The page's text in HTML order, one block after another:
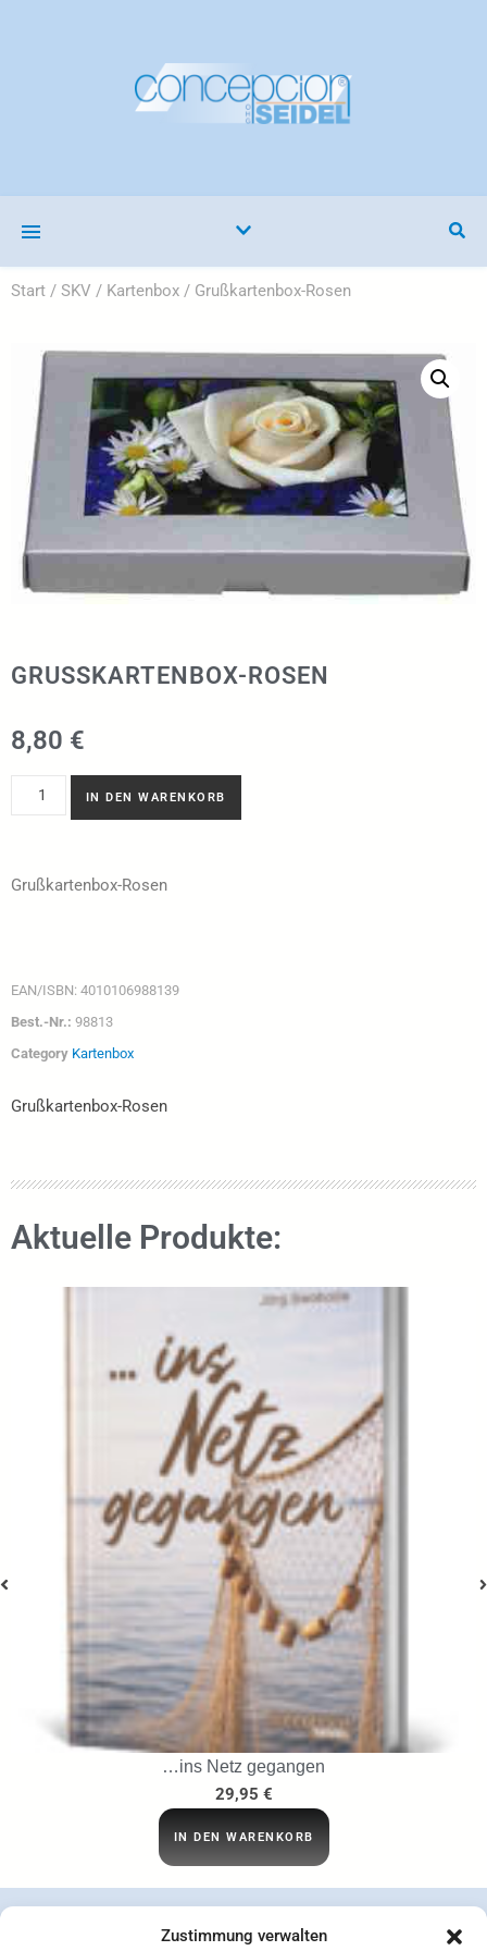
Zustimmung verwalten
Start / SKV / Kartenbox / Grußkartenbox-Rosen
GRUSSKARTENBOX-ROSEN
8,80 €
IN DEN WARENKORB
Grußkartenbox-Rosen
EAN/ISBN: 4010106988139
Best.-Nr.: 98813
Category Kartenbox
Grußkartenbox-Rosen
Aktuelle Produkte:
…ins Netz gegangen
29,95 €
IN DEN WARENKORB